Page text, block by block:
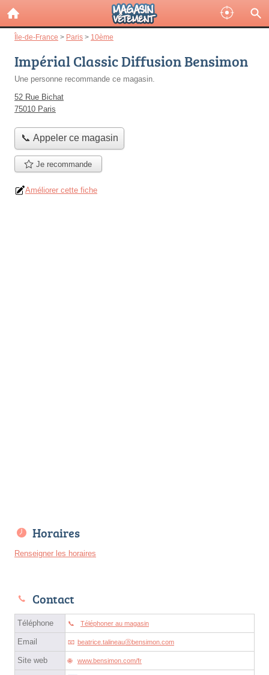
Île-de-France > Paris > 10ème
Impérial Classic Diffusion Bensimon
Une personne recommande ce magasin.
52 Rue Bichat
75010 Paris
📞 Appeler ce magasin
Je recommande
Améliorer cette fiche
Horaires
Renseigner les horaires
Contact
Téléphone Téléphoner au magasin
Email beatrice.talineauⓐbensimon.com
Site web www.bensimon.com/fr